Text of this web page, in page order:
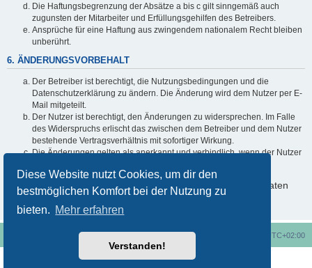
Diese Website nutzt Cookies, um dir den
bestmöglichen Komfort bei der Nutzung zu
bieten. Mehr erfahren
Verstanden!
Die Haftungsbegrenzung der Absätze a bis c gilt sinngemäß auch
zugunsten der Mitarbeiter und Erfüllungsgehilfen des Betreibers.
Ansprüche für eine Haftung aus zwingendem nationalem Recht bleiben
unberührt.
6. ÄNDERUNGSVORBEHALT
Der Betreiber ist berechtigt, die Nutzungsbedingungen und die
Datenschutzerklärung zu ändern. Die Änderung wird dem Nutzer per E-
Mail mitgeteilt.
Der Nutzer ist berechtigt, den Änderungen zu widersprechen. Im Falle
des Widerspruchs erlischt das zwischen dem Betreiber und dem Nutzer
bestehende Vertragsverhältnis mit sofortiger Wirkung.
Die Änderungen gelten als anerkannt und verbindlich, wenn der Nutzer
Informationen über den Umgang mit deinen persönlichen Daten
sind in der Datenschutzerklärung enthalten.
Foren-Übersicht UTC+02:00
Alle Cookies löschen
Nutzungsbedingungen
Datenschutzerklärung